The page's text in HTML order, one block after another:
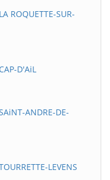
ROQUETTE-SUR-
D'AiL
ANDRE-DE-
LEVENS